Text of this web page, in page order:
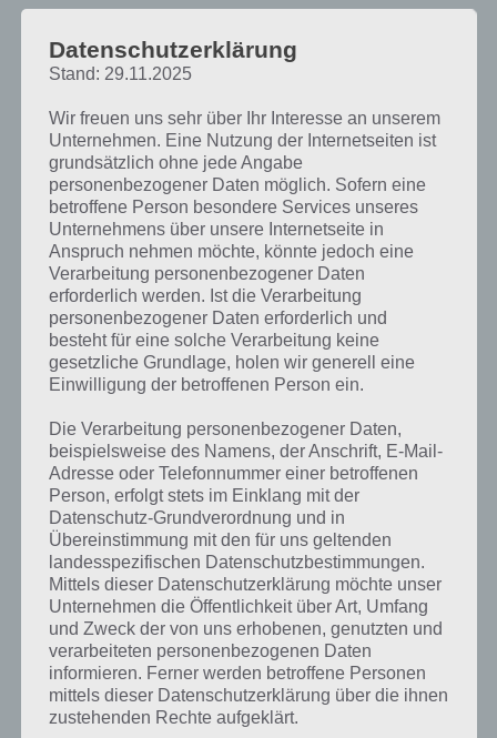
Kurze Begriffserklärung zur Lösung Moor
Moor ist die Lösung für das tägliche Bonus Rätsel am 8.3.2021 in 4
Bilder 1 Wort, doch welche Bedeutung hat dieses eigentlich und was
gibt es dazu zu wissen? Passt das Wort auch zu Ruf der Natur? Zu
bestimmten Lösungen präsentieren wir daher auch immer eine
kurze Begriffserklärung!
Moor bezeichnet ein dauernd feuchtes und schwammiges Gelände
Datenschutzerklärung
Stand: 29.11.2025
Wir freuen uns sehr über Ihr Interesse an unserem
Unternehmen. Eine Nutzung der Internetseiten ist
grundsätzlich ohne jede Angabe
personenbezogener Daten möglich. Sofern eine
betroffene Person besondere Services unseres
Unternehmens über unsere Internetseite in
Anspruch nehmen möchte, könnte jedoch eine
Verarbeitung personenbezogener Daten
erforderlich werden. Ist die Verarbeitung
personenbezogener Daten erforderlich und
besteht für eine solche Verarbeitung keine
gesetzliche Grundlage, holen wir generell eine
Einwilligung der betroffenen Person ein.
Die Verarbeitung personenbezogener Daten,
beispielsweise des Namens, der Anschrift, E-Mail-
Adresse oder Telefonnummer einer betroffenen
Person, erfolgt stets im Einklang mit der
Datenschutz-Grundverordnung und in
Übereinstimmung mit den für uns geltenden
landesspezifischen Datenschutzbestimmungen.
Mittels dieser Datenschutzerklärung möchte unser
Unternehmen die Öffentlichkeit über Art, Umfang
und Zweck der von uns erhobenen, genutzten und
verarbeiteten personenbezogenen Daten
informieren. Ferner werden betroffene Personen
mittels dieser Datenschutzerklärung über die ihnen
zustehenden Rechte aufgeklärt.